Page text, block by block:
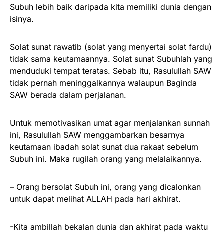
Subuh lebih baik daripada kita memiliki dunia dengan
isinya.
Solat sunat rawatib (solat yang menyertai solat fardu)
tidak sama keutamaannya. Solat sunat Subuhlah yang
menduduki tempat teratas. Sebab itu, Rasulullah SAW
tidak pernah meninggalkannya walaupun Baginda
SAW berada dalam perjalanan.
Untuk memotivasikan umat agar menjalankan sunnah
ini, Rasulullah SAW menggambarkan besarnya
keutamaan ibadah solat sunat dua rakaat sebelum
Subuh ini. Maka rugilah orang yang melalaikannya.
– Orang bersolat Subuh ini, orang yang dicalonkan
untuk dapat melihat ALLAH pada hari akhirat.
-Kita ambillah bekalan dunia dan akhirat pada waktu